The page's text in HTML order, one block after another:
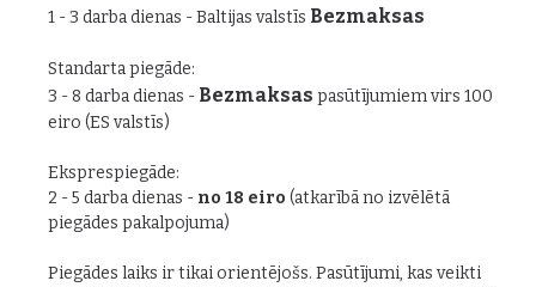
1 - 3 darba dienas - Baltijas valstīs Bezmaksas
Standarta piegāde:
3 - 8 darba dienas - Bezmaksas pasūtījumiem virs 100
eiro (ES valstīs)
Eksprespiegāde:
2 - 5 darba dienas - no 18 eiro (atkarībā no izvēlētā
piegādes pakalpojuma)
Piegādes laiks ir tikai orientējošs. Pasūtījumi, kas veikti